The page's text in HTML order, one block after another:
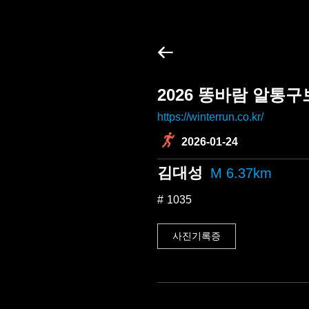
2026 똥바람 알통구
https://winterrun.co.kr/
2026-01-24
김대성 M 6.37km
1035
사진기록증